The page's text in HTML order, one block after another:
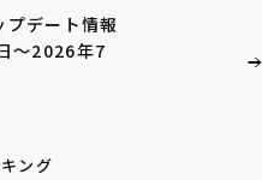
デート情報
〜2026年7
ング